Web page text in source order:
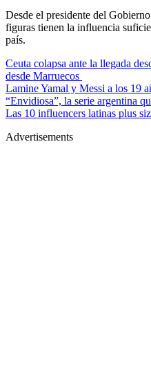
Desde el presidente del
figuras tienen la influencia
país.
Ceuta colapsa ante la llegada
desde Marruecos
Lamine Yamal y Messi a los 19
“Envidiosa”, la serie argentina
Las 10 influencers latinas plus
Advertisements